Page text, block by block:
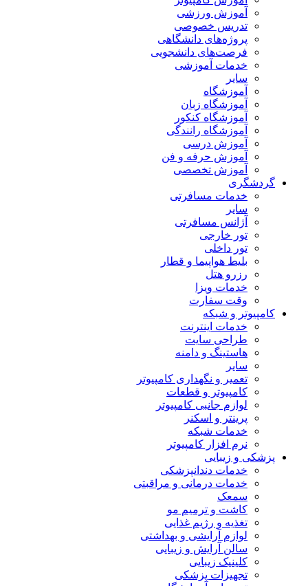
آموزش ورزشی
تدریس خصوصی
پروژه‌های دانشگاهی
فرصت‌های دانشجویی
خدمات آموزشی
سایر
آموزشگاه
آموزشگاه زبان
آموزشگاه کنکور
آموزشگاه رانندگی
آموزش درسی
آموزش حرفه و فن
آموزش تخصصی
گردشگری
خدمات مسافرتی
سایر
آژانس مسافرتی
تور خارجی
تور داخلی
بلیط هواپیما و قطار
رزرو هتل
خدمات ویزا
وقت سفارت
کامپیوتر و شبکه
خدمات اینترنت
طراحی سایت
هاستینگ و دامنه
سایر
تعمیر و نگهداری کامپیوتر
کامپیوتر و قطعات
لوازم جانبی کامپیوتر
پرینتر و اسکنر
خدمات شبکه
نرم افزار کامپیوتر
پزشکی و زیبایی
خدمات دندانپزشکی
خدمات درمانی و مراقبتی
سمعک
کاشت و ترمیم مو
تغذیه و رژیم غذایی
لوازم آرایشی و بهداشتی
سالن آرایش و زیبایی
کلینیک زیبایی
تجهیزات پزشکی